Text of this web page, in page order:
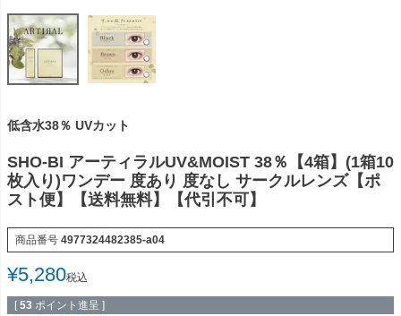
低含水38％ UVカット
SHO-BI アーティラルUV&MOIST 38％【4箱】(1箱10
枚入り)ワンデー 度あり 度なし サークルレンズ【ポ
スト便】【送料無料】【代引不可】
商品番号 4977324482385-a04
¥5,280税込
[ 53 ポイント進呈 ]